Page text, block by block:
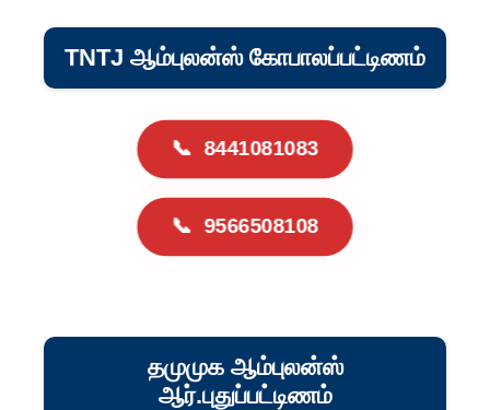
TNTJ ஆம்புலன்ஸ் கோபாலப்பட்டிணம்
📞 8441081083
📞 9566508108
தமுமுக ஆம்புலன்ஸ்
ஆர்.புதுப்பட்டிணம்